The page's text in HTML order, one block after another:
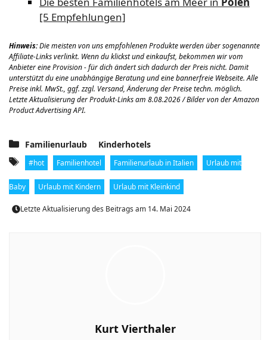
[5 Empfehlungen]
Hinweis:Die meisten von uns empfohlenen Produkte werden über sogenannte
Affiliate-Links verlinkt. Wenn du klickst und einkaufst, bekommen wir vom
Anbieter eine Provision - für dich ändert sich dadurch der Preis nicht. Damit
unterstützt du eine unabhängige Beratung und eine bannerfreie Webseite.Alle
Preise inkl. MwSt., ggf. zzgl. Versand, Änderung der Preise techn. möglich.
Letzte Aktualisierung der Produkt-Links am 8.08.2026 / Bilder von der Amazon
Product Advertising API.
Kategorien
Familienurlaub Kinderhotels
Schlagwörter
#hot Familienhotel Familienurlaub in Italien Urlaub mit
Baby Urlaub mit Kindern Urlaub mit Kleinkind
Letzte Aktualisierung des Beitrags am 14. Mai 2024
Kurt Vierthaler